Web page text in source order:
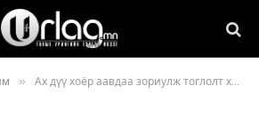
» Ах дүү хоёр аавдаа зориулж тоглолт хийнэ